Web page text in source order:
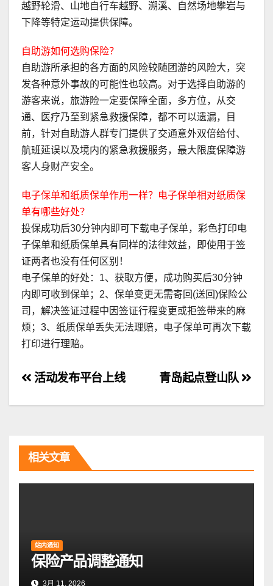
越野轮滑、山地自行车越野、溯溪、自然场地攀岩与
下降等特定运动提供保障。
自助游如何选购保险？
自助游所承担的各方面的风险较随团游的风险大，突
发各种意外事故的可能性也较高。对于选择自助游的
游客来说，旅游险一定要保障全面，多方位，从交
通、医疗乃至到紧急救援保障，都不可以遗漏，目
前，针对自助游人群专门提供了交通意外双倍给付、
航班延误以及境内的紧急救援服务，最大限度保障游
客人身财产安全。
电子保单和纸质保单作用一样？电子保单相对纸质保
单有哪些好处？
投保成功后30分钟内即可下载电子保单，彩色打印电
子保单和纸质保单具有同样的法律效益，即使用于签
证两者也没有任何区别！
电子保单的好处：1、获取方便，成功购买后30分钟
内即可收到保单；2、保单变更无需寄回(送回)保险公
司，解决签证过程中因签证行程变更或拒签带来的麻
烦；3、纸质保单丢失无法理赔，电子保单可再次下载
打印进行理赔。
文
章
航
青岛起点登山队
活动发布平台上线
相关文章
站内通知
保险产品调整通知
3月 11, 2026